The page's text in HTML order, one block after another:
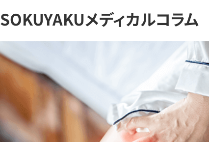
SOKUYAKUメディカルコラム